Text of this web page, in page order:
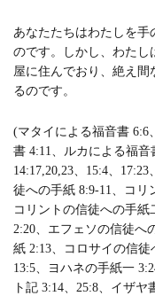
あなたたちはわたしを
のです。しかし、わたし
屋に住んでおり、絶え
るのです。
(マタイによる福音書 6:6
書 4:11、ルカによる福
14:17,20,23、15:4、
徒への手紙 8:9-11、コリ
コリントの信徒への手
2:20、エフェソの信徒へ
紙 2:13、コロサイの信
13:5、ヨハネの手紙一
ト記 3:14、25:8、イザヤ